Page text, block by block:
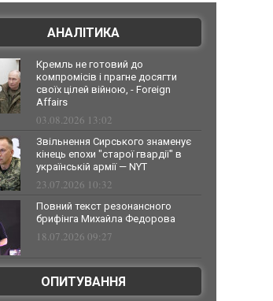
АНАЛІТИКА
Кремль не готовий до
компромісів і прагне досягти
своїх цілей війною, - Foreign
Affairs
03.08.2026 13:02
Звільнення Сирського знаменує
кінець епохи "старої гвардії" в
українській армії — NYT
23.07.2026 10:32
Повний текст резонансного
брифінга Михайла Федорова
18.07.2026 09:27
ОПИТУВАННЯ